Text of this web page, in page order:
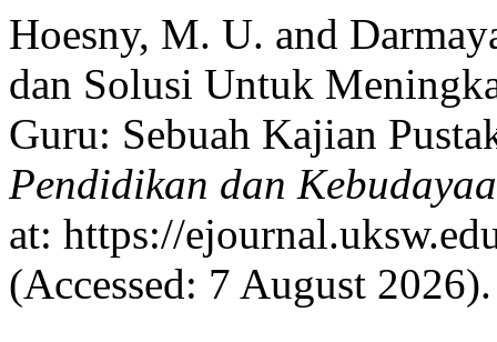
Hoesny, M. U. and
dan Solusi Untuk
Guru: Sebuah Kajian
Pendidikan dan
at: https://
(Accessed: 7 August 2026).